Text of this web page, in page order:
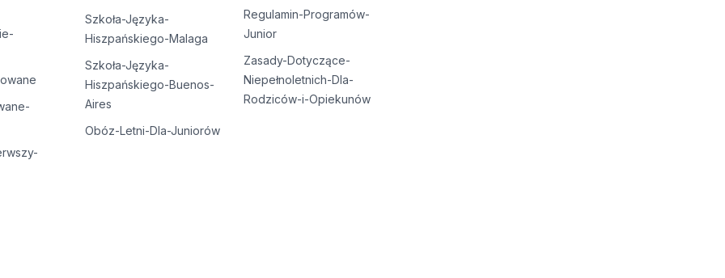
Szkoła-Języka-
Hiszpańskiego-Malaga
Szkoła-Języka-
Hiszpańskiego-Buenos-
Aires
Obóz-Letni-Dla-Juniorów
Regulamin-Programów-
Junior
Zasady-Dotyczące-
Niepełnoletnich-Dla-
Rodziców-i-Opiekunów